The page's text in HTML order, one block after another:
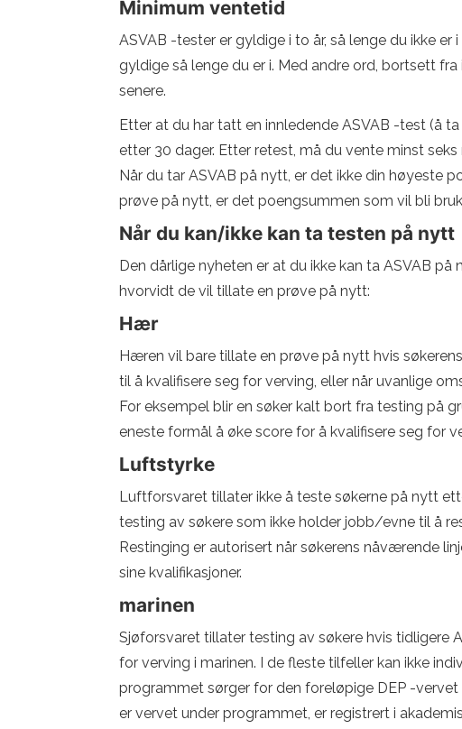
Minimum ventetid
ASVAB -tester er gyldige i to år, så lenge du ikke
gyldige så lenge du er i. Med andre ord, bortsett
senere.
Etter at du har tatt en innledende ASVAB -test (å
etter 30 dager. Etter retest, må du vente minst
Når du tar ASVAB på nytt, er det ikke din høyeste
prøve på nytt, er det poengsummen som vil bli
Når du kan/ikke kan ta testen på nytt
Den dårlige nyheten er at du ikke kan ta ASVAB
hvorvidt de vil tillate en prøve på nytt:
Hær
Hæren vil bare tillate en prøve på nytt hvis
til å kvalifisere seg for verving, eller når uvanlige
For eksempel blir en søker kalt bort fra testing på
eneste formål å øke score for å kvalifisere seg for
Luftstyrke
Luftforsvaret tillater ikke å teste søkerne på nytt
testing av søkere som ikke holder jobb/evne til å
Restinging er autorisert når søkerens nåværende
sine kvalifikasjoner.
marinen
Sjøforsvaret tillater testing av søkere hvis tidligere
for verving i marinen. I de fleste tilfeller kan ikke
programmet sørger for den foreløpige DEP -
er vervet under programmet, er registrert i